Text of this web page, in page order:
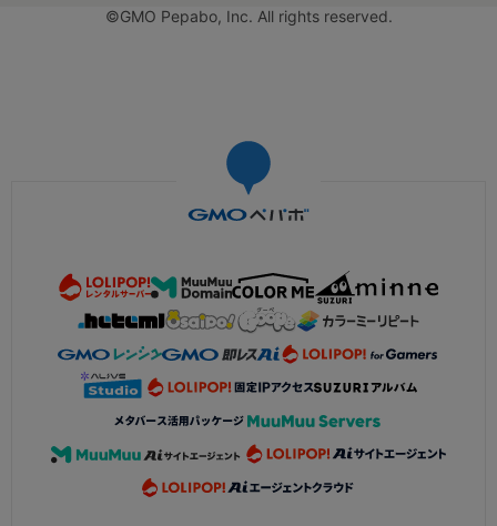
©GMO Pepabo, Inc. All rights reserved.